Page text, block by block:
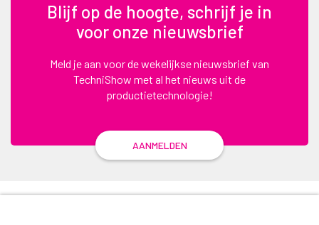
Blijf op de hoogte, schrijf je in
voor onze nieuwsbrief
Meld je aan voor de wekelijkse nieuwsbrief van
TechniShow met al het nieuws uit de
productietechnologie!
AANMELDEN